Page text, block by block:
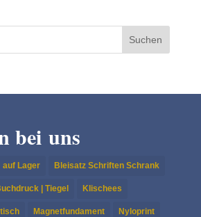
bei uns
auf Lager Bleisatz Schriften Schrank
| Tiegel Klischees
Magnetfundament Nyloprint